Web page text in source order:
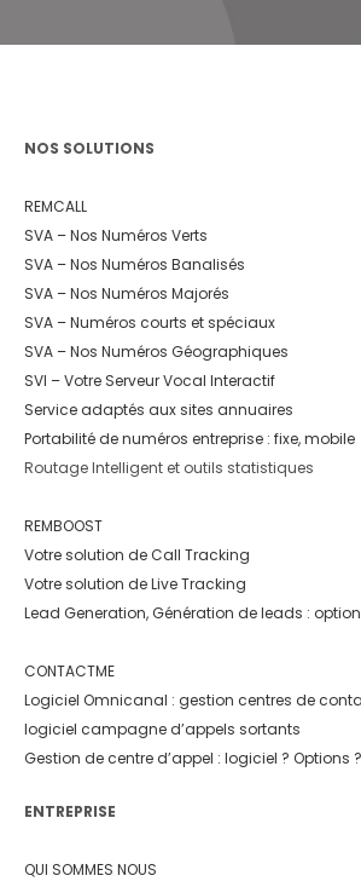
NOS SOLUTIONS
REMCALL
SVA – Nos Numéros Verts
SVA – Nos Numéros Banalisés
SVA – Nos Numéros Majorés
SVA – Numéros courts et spéciaux
SVA – Nos Numéros Géographiques
SVI – Votre Serveur Vocal Interactif
Service adaptés aux sites annuaires
Portabilité de numéros entreprise : fixe, mobile
Routage Intelligent et outils statistiques
REMBOOST
Votre solution de Call Tracking
Votre solution de Live Tracking
Lead Generation, Génération de leads :
CONTACTME
Logiciel Omnicanal : gestion centres de
logiciel campagne d’appels sortants
Gestion de centre d’appel : logiciel ? Options ?
ENTREPRISE
QUI SOMMES NOUS